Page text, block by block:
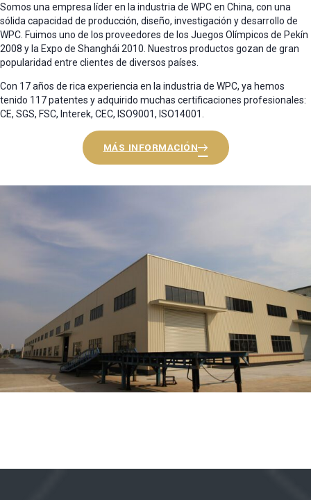
Somos una empresa líder en la industria de WPC en China, con una
sólida capacidad de producción, diseño, investigación y desarrollo de
WPC. Fuimos uno de los proveedores de los Juegos Olímpicos de Pekín
2008 y la Expo de Shanghái 2010. Nuestros productos gozan de gran
popularidad entre clientes de diversos países.
Con 17 años de rica experiencia en la industria de WPC, ya hemos
tenido 117 patentes y adquirido muchas certificaciones profesionales:
CE, SGS, FSC, Interek, CEC, ISO9001, ISO14001.
MÁS INFORMACIÓN